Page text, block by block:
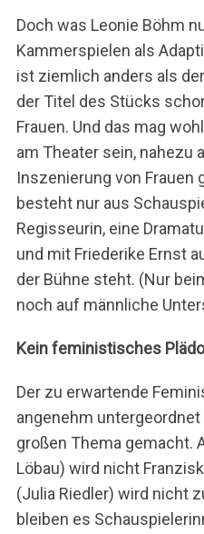
Doch was Leonie Böhm
Kammerspielen als
ist ziemlich anders als
der Titel des Stücks
Frauen. Und das mag
am Theater sein, nahezu
Inszenierung von Frauen
besteht nur aus
Regisseurin, eine
und mit Friederike Ernst
der Bühne steht. (Nur
noch auf männliche
Kein feministisches
Der zu erwartende
angenehm
großen Thema gemacht.
Löbau) wird nicht
(Julia Riedler) wird nicht
bleiben es